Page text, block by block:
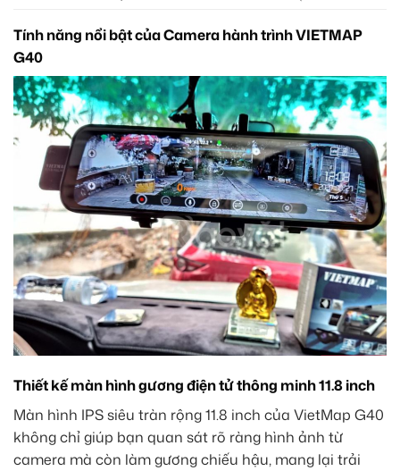
Tính năng nổi bật của Camera hành trình VIETMAP
G40
Thiết kế màn hình gương điện tử thông minh 11.8 inch
Màn hình IPS siêu tràn rộng 11.8 inch của VietMap G40
không chỉ giúp bạn quan sát rõ ràng hình ảnh từ
camera mà còn làm gương chiếu hậu, mang lại trải